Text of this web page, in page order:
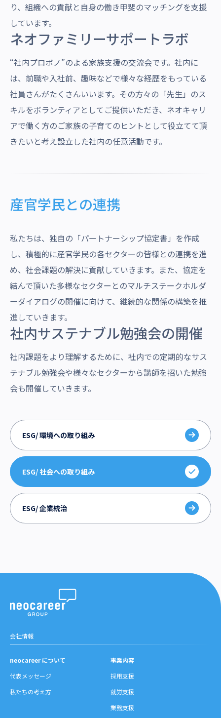
り、組織への貢献と自身の働き甲斐のマッチングを支援
しています。
ネオファミリーサポートラボ
“社内プロボノ”のよる家族支援の交流会です。社内に
は、前職や入社前、趣味などで様々な経歴をもっている
社員さんがたくさんいいます。その方々の「先生」のス
キルをボランティアとしてご提供いただき、ネオキャリ
アで働く方のご家族の子育てのヒントとして役立てて頂
きたいと考え設立した社内の任意活動です。
産官学民との連携
私たちは、独自の「パートナーシップ協定書」を作成
し、積極的に産官学民の各セクターの皆様との連携を進
め、社会課題の解決に貢献していきます。また、協定を
結んで頂いた多様なセクターとのマルチステークホルダ
ーダイアログの開催に向けて、継続的な関係の構築を推
進していきます。
社内サステナブル勉強会の開催
社内課題をより理解するために、社内での定期的なサス
テナブル勉強会や様々なセクターから講師を招いた勉強
会も開催していきます。
ESG/ 環境への取り組み
ESG/ 社会への取り組み
ESG/ 企業統治
会社情報
neocareer について
代表メッセージ
私たちの考え方
事業内容
採用支援
就労支援
業務支援